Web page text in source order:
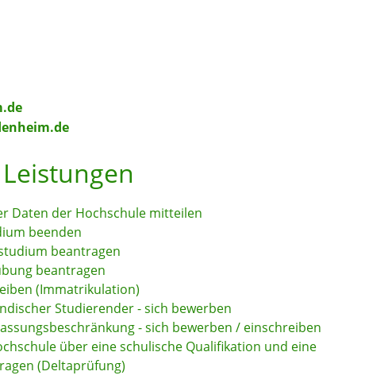
Daten der Hochschule mitteilen
beenden
beantragen
beantragen
(Immatrikulation)
Studierender - sich bewerben
- sich bewerben / einschreiben
über eine schulische Qualifikation und eine
(Deltaprüfung)